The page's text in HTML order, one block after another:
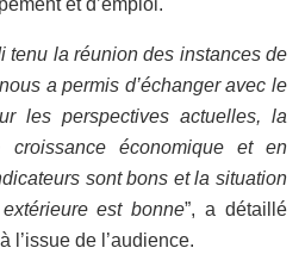
tenu la réunion des instances de
a permis d’échanger avec le
les perspectives actuelles, la
économique et en
sont bons et la situation
est bonne”, a détaillé
l’issue de l’audience.